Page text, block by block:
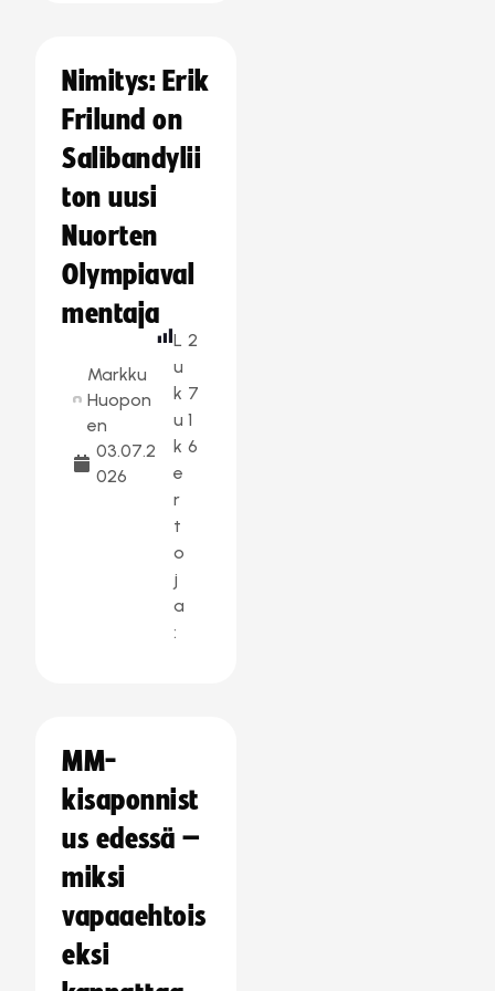
Nimitys: Erik
Frilund on
Salibandylii
ton uusi
Nuorten
Olympiaval
mentaja
Markku
Huopon
en
03.07.2
026
L
u
k
u
k
e
r
t
o
j
a
:
2
7
1
6
MM-
kisaponnist
us edessä –
miksi
vapaaehtois
eksi